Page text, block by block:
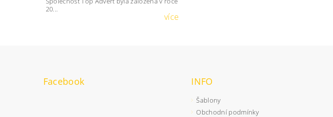
20...
více
Facebook INFO
Šablony
Obchodní podmínky